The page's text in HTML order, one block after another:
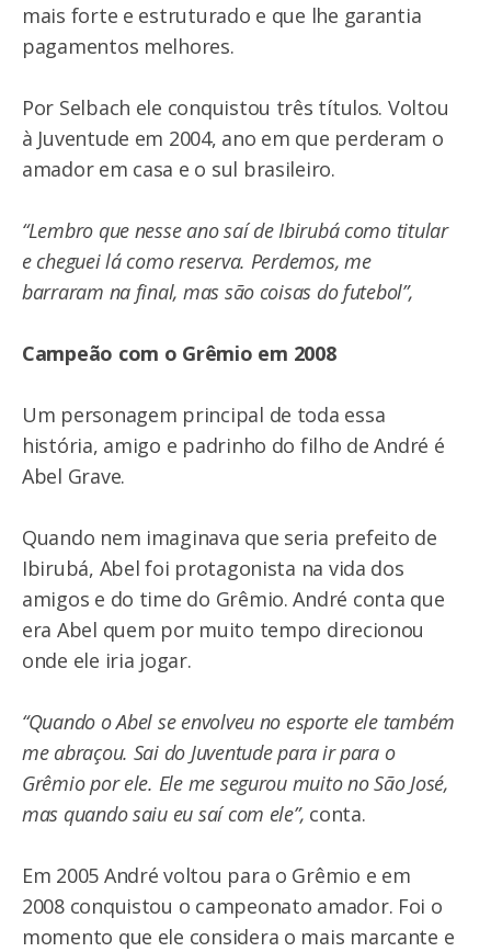
mais forte e estruturado e que lhe garantia
pagamentos melhores.
Por Selbach ele conquistou três títulos. Voltou
à Juventude em 2004, ano em que perderam o
amador em casa e o sul brasileiro.
“Lembro que nesse ano saí de Ibirubá como titular
e cheguei lá como reserva. Perdemos, me
barraram na final, mas são coisas do futebol”,
Campeão com o Grêmio em 2008
Um personagem principal de toda essa
história, amigo e padrinho do filho de André é
Abel Grave.
Quando nem imaginava que seria prefeito de
Ibirubá, Abel foi protagonista na vida dos
amigos e do time do Grêmio. André conta que
era Abel quem por muito tempo direcionou
onde ele iria jogar.
“Quando o Abel se envolveu no esporte ele também
me abraçou. Sai do Juventude para ir para o
Grêmio por ele. Ele me segurou muito no São José,
mas quando saiu eu saí com ele”, conta.
Em 2005 André voltou para o Grêmio e em
2008 conquistou o campeonato amador. Foi o
momento que ele considera o mais marcante e